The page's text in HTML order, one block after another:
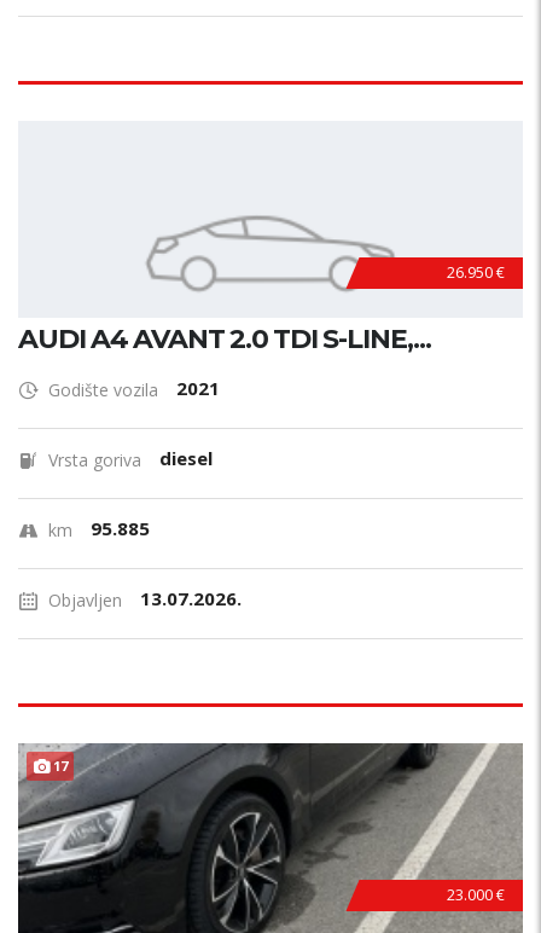
26.950 €
AUDI A4 AVANT 2.0 TDI S-LINE,...
Godište vozila 2021
Vrsta goriva diesel
km 95.885
Objavljen 13.07.2026.
17
23.000 €